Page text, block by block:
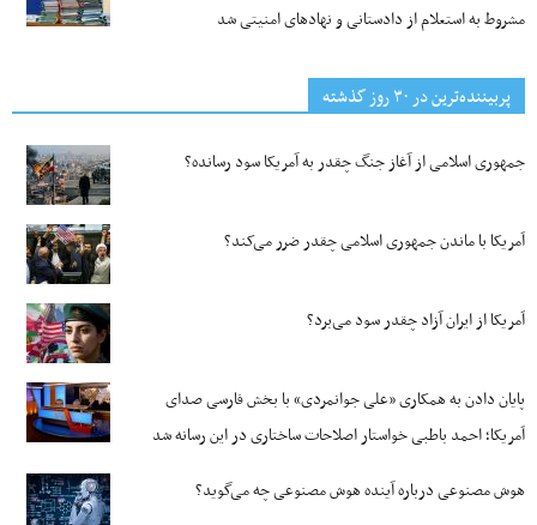
مشروط به استعلام از دادستانی و نهادهای امنیتی شد
پربیننده‌ترین‌ در ۳۰ روز گذشته
جمهوری اسلامی از آغاز جنگ چقدر به آمریکا سود رسانده؟
آمریکا با ماندن جمهوری اسلامی چقدر ضرر می‌کند؟
آمریکا از ایران آزاد چقدر سود می‌برد؟
پایان دادن به همکاری «علی جوانمردی» با بخش فارسی صدای
آمریکا؛ احمد باطبی خواستار اصلاحات ساختاری در این رسانه شد
هوش مصنوعی درباره آینده هوش مصنوعی چه می‌گوید؟